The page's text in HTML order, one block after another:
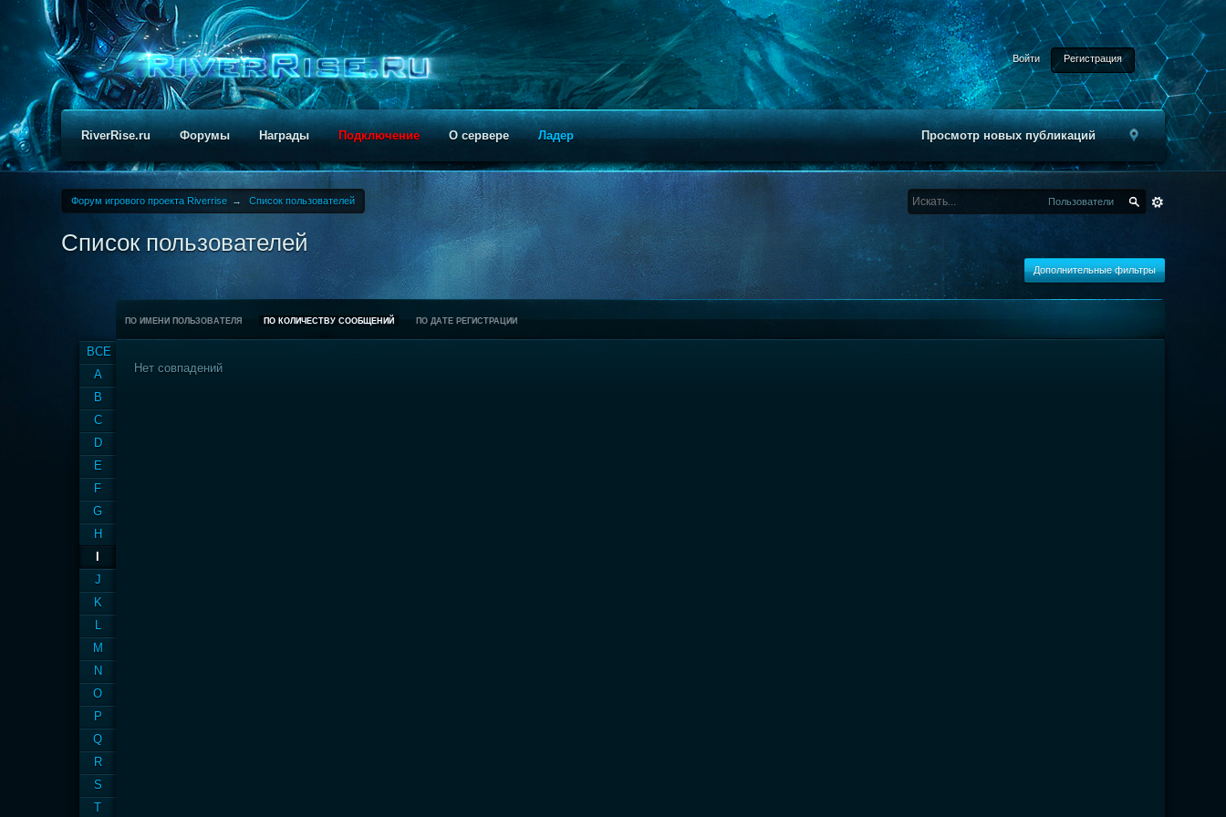
Войти Регистрация
Просмотр новых публикаций
RiverRise.ru Форумы Награды Подключение О сервере Ладер
Форум игрового проекта Riverrise → Список пользователей Пользователи
Список пользователей
Дополнительные фильтры
ВСЕ
A
B
C
D
E
F
G
H
J
K
L
M
N
O
P
Q
R
S
T
ПО ИМЕНИ ПОЛЬЗОВАТЕЛЯ ПО КОЛИЧЕСТВУ СООБЩЕНИЙ ПО ДАТЕ РЕГИСТРАЦИИ
Нет совпадений